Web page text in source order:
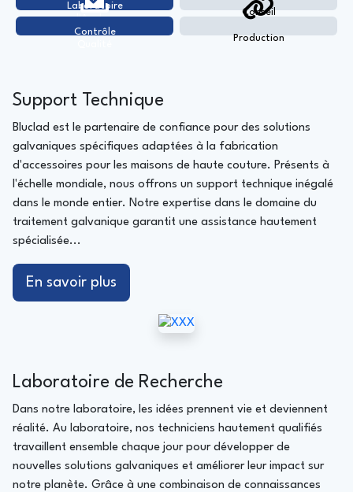
Laboratoire
d'Analyse
Conseil
Contrôle
Production
Support Technique
Bluclad est le partenaire de confiance pour des solutions
galvaniques spécifiques adaptées à la fabrication
d'accessoires pour les maisons de haute couture. Présents à
l'échelle mondiale, nous offrons un support technique inégalé
dans le monde entier. Notre expertise dans le domaine du
traitement galvanique garantit une assistance hautement
spécialisée...
En savoir plus
Laboratoire de Recherche
Dans notre laboratoire, les idées prennent vie et deviennent
réalité. Au laboratoire, nos techniciens hautement qualifiés
travaillent ensemble chaque jour pour développer de
nouvelles solutions galvaniques et améliorer leur impact sur
notre planète. Grâce à une combinaison de connaissances